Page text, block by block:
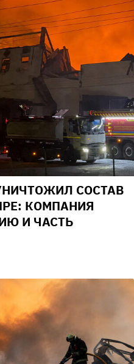
СОСТАВ
КОМПАНИЯ
И ЧАСТЬ